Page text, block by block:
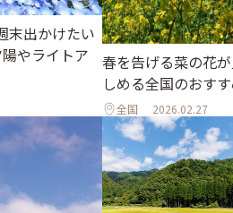
末出かけたい
やライトア
春を告げる菜の花
しめる全国のおす
全国 2026.02.27